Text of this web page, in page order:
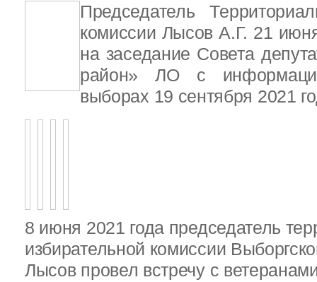
Председатель
комиссии Лысов А.Г. 21
на заседание Совета
район» ЛО с
выборах 19 сентября 2021
8 июня 2021 года председатель
избирательной комиссии
Лысов провел встречу с